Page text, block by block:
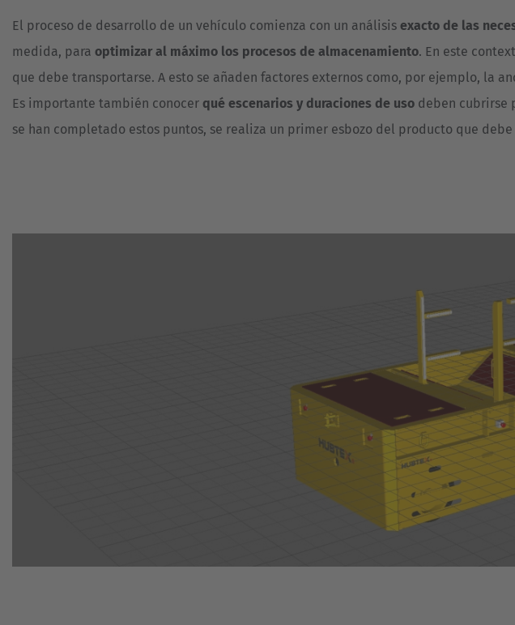
El proceso de desarrollo de un vehículo comienza con un análisis exacto de las
medida, para optimizar al máximo los procesos de almacenamiento. En este
que debe transportarse. A esto se añaden factores externos como, por ejemplo, la
Es importante también conocer qué escenarios y duraciones de uso deben cubrirse
se han completado estos puntos, se realiza un primer esbozo del producto que